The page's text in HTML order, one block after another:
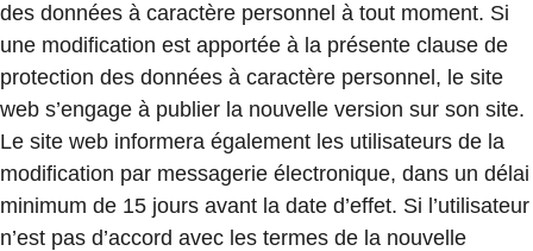
des données à caractère personnel à tout moment. Si
une modification est apportée à la présente clause de
protection des données à caractère personnel, le site
web s’engage à publier la nouvelle version sur son site.
Le site web informera également les utilisateurs de la
modification par messagerie électronique, dans un délai
minimum de 15 jours avant la date d’effet. Si l’utilisateur
n’est pas d’accord avec les termes de la nouvelle